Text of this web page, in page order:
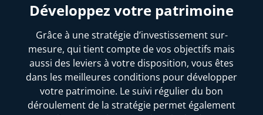
Développez votre patrimoine
Grâce à une stratégie d’investissement sur-
mesure, qui tient compte de vos objectifs mais
aussi des leviers à votre disposition, vous êtes
dans les meilleures conditions pour développer
votre patrimoine. Le suivi régulier du bon
déroulement de la stratégie permet également